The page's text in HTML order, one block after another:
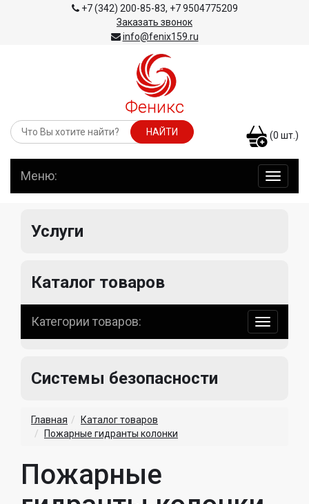
+7 (342) 200-85-83, +7 9504775209
Заказать звонок
info@fenix159.ru
(0 шт.)
по
Меню:
Услуги
Каталог товаров
по
Категории товаров:
Системы безопасности
Главная
Каталог товаров
Пожарные гидранты колонки
Пожарные